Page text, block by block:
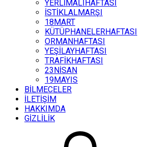
YERLİMALIHAFTASI
İSTİKLALMARŞI
18MART
KÜTÜPHANELERHAFTASI
ORMANHAFTASI
YEŞİLAYHAFTASI
TRAFİKHAFTASI
23NİSAN
19MAYIS
BİLMECELER
İLETİŞİM
HAKKIMDA
GİZLİLİK